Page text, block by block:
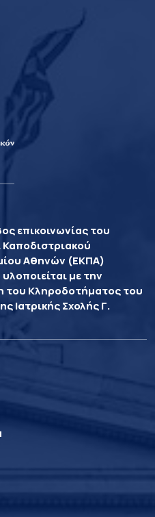
επικοινωνίας του
Καποδιστριακού
Αθηνών (ΕΚΠΑ)
με την
του Κληροδοτήματος του
Ιατρικής Σχολής Γ.